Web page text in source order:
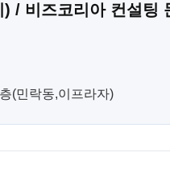
/ 비즈코리아 컨설팅
(민락동,이프라자)